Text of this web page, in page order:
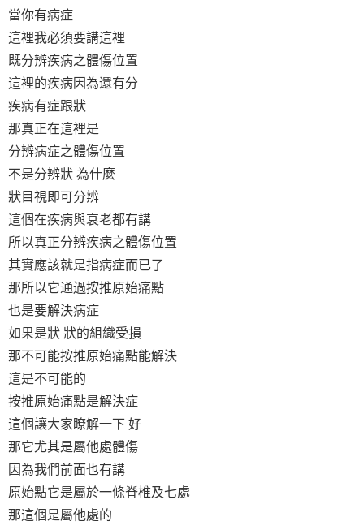
當你有病症
這裡我必須要講這裡
既分辨疾病之體傷位置
這裡的疾病因為還有分
疾病有症跟狀
那真正在這裡是
分辨病症之體傷位置
不是分辨狀 為什麼
狀目視即可分辨
這個在疾病與衰老都有講
所以真正分辨疾病之體傷位置
其實應該就是指病症而已了
那所以它通過按推原始痛點
也是要解決病症
如果是狀 狀的組織受損
那不可能按推原始痛點能解決
這是不可能的
按推原始痛點是解決症
這個讓大家瞭解一下 好
那它尤其是屬他處體傷
因為我們前面也有講
原始點它是屬於一條脊椎及七處
那這個是屬他處的